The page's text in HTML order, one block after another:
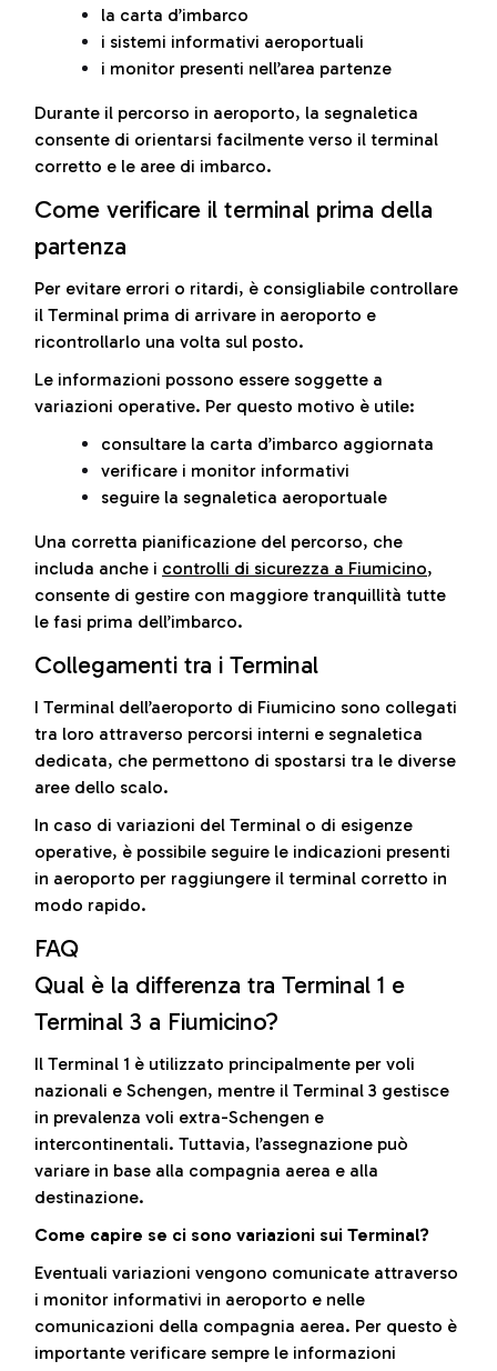
la carta d’imbarco
i sistemi informativi aeroportuali
i monitor presenti nell’area partenze
Durante il percorso in aeroporto, la segnaletica
consente di orientarsi facilmente verso il terminal
corretto e le aree di imbarco.
Come verificare il terminal prima della
partenza
Per evitare errori o ritardi, è consigliabile controllare
il Terminal prima di arrivare in aeroporto e
ricontrollarlo una volta sul posto.
Le informazioni possono essere soggette a
variazioni operative. Per questo motivo è utile:
consultare la carta d’imbarco aggiornata
verificare i monitor informativi
seguire la segnaletica aeroportuale
Una corretta pianificazione del percorso, che
includa anche i controlli di sicurezza a Fiumicino,
consente di gestire con maggiore tranquillità tutte
le fasi prima dell’imbarco.
Collegamenti tra i Terminal
I Terminal dell’aeroporto di Fiumicino sono collegati
tra loro attraverso percorsi interni e segnaletica
dedicata, che permettono di spostarsi tra le diverse
aree dello scalo.
In caso di variazioni del Terminal o di esigenze
operative, è possibile seguire le indicazioni presenti
in aeroporto per raggiungere il terminal corretto in
modo rapido.
FAQ
Qual è la differenza tra Terminal 1 e
Terminal 3 a Fiumicino?
Il Terminal 1 è utilizzato principalmente per voli
nazionali e Schengen, mentre il Terminal 3 gestisce
in prevalenza voli extra-Schengen e
intercontinentali. Tuttavia, l’assegnazione può
variare in base alla compagnia aerea e alla
destinazione.
Come capire se ci sono variazioni sui Terminal?
Eventuali variazioni vengono comunicate attraverso
i monitor informativi in aeroporto e nelle
comunicazioni della compagnia aerea. Per questo è
importante verificare sempre le informazioni